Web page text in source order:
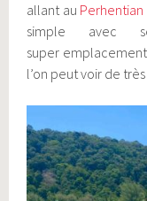
allant au Perhentian
simple avec
super
l’on peut voir de